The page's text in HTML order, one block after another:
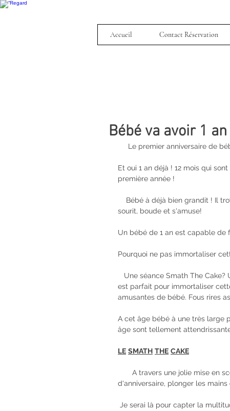
Accueil Contact Réservation
Bébé va avoir 1
Le premier anniversaire
Et oui 1 an déjà ! 12 mois qui
première année !
sourit, boude et s'amuse!
Un bébé de 1 an est capable de
Pourquoi ne pas immortaliser
est parfait pour immortaliser
amusantes de bébé. Fous rires
A cet âge bébé à une très large
âge sont tellement
LE SMATH THE CAKE
d'anniversaire, plonger les